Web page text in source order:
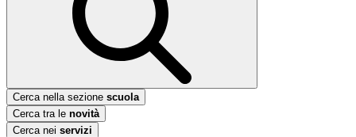
Cerca nella sezione scuola
Cerca tra le novità
Cerca nei servizi